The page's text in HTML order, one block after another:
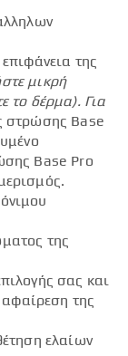
της
μικρή
το δέρμα).Για
στρώσης Base
Base Pro
της
σας και
της
ελαίων